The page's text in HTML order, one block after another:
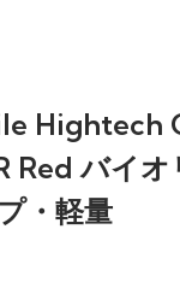
Hightech
Red バイオ
・軽量